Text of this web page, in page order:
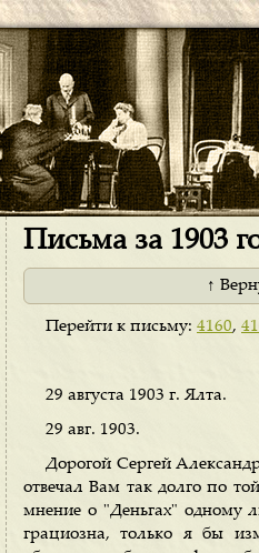
Письма за 1903
↑
Перейти к письму: 4160,
29 августа 1903 г. Ялта.
29 авг. 1903.
Дорогой Сергей
отвечал Вам так долго по
мнение о "Деньгах" одному
грациозна, только я бы